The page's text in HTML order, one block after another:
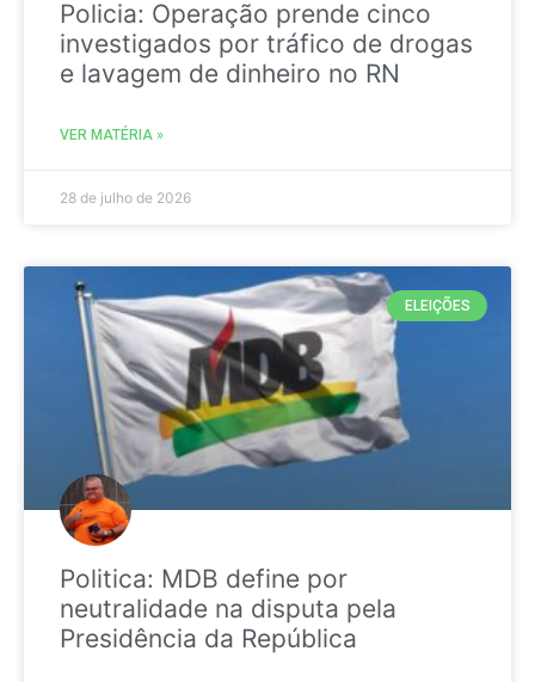
Policia: Operação prende cinco
investigados por tráfico de drogas
e lavagem de dinheiro no RN
VER MATÉRIA »
28 de julho de 2026
ELEIÇÕES
Politica: MDB define por
neutralidade na disputa pela
Presidência da República